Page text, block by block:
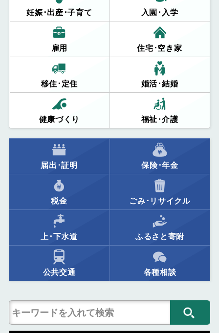
妊娠･出産･子育て 入園･入学
雇用 住宅･空き家
移住･定住 婚活･結婚
健康づくり 福祉･介護
届出･証明 保険･年金
税金 ごみ･リサイクル
上･下水道 ふるさと寄附
公共交通 各種相談